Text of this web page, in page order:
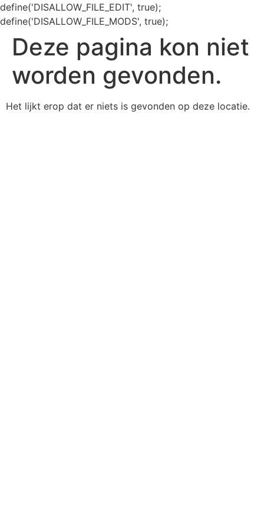
define('DISALLOW_FILE_EDIT', true);
define('DISALLOW_FILE_MODS', true);
Deze pagina kon niet
worden gevonden.
Het lijkt erop dat er niets is gevonden op deze locatie.